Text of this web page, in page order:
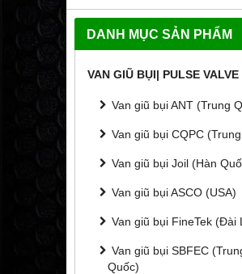
DANH MỤC SẢN PHẨM
VAN GIŨ BỤI| PULSE VALVE
Van giũ bụi ANT (Trung
Van giũ bụi CQPC
Van giũ bụi Joil (Hàn
Van giũ bụi ASCO (USA)
Van giũ bụi FineTek (Đài
Van giũ bụi SBFEC
Quốc)